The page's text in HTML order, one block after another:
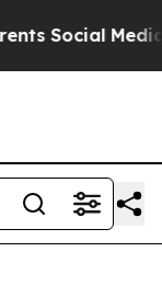
Media Controls